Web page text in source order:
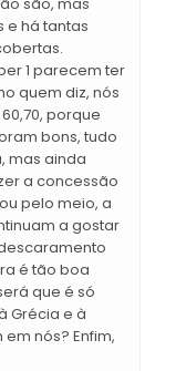
e há tantas
1 parecem ter
quem diz, nós
porque
bons, tudo
mas ainda
a concessão
pelo meio, a
a gostar
é tão boa
que é só
Grécia e à
nós? Enfim,